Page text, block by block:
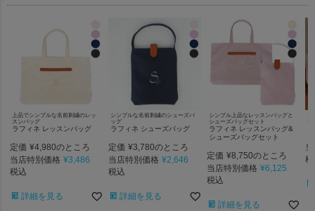
上品でシンプルな名前刺繍のレッ
スンバッグ
ラフィネ レッスンバッグ
定価 ¥4,980のところ
当店特別価格 ¥3,486
税込
詳細を見る
シンプルな名前刺繍のシューズバ
ッグ
ラフィネ シューズバッグ
定価 ¥3,780のところ
当店特別価格 ¥2,646
税込
詳細を見る
シンプル上品なレッスンバッグと
シューズバッグセット
ラフィネ レッスンバッグ&
シューズバッグセット
定価 ¥8,750のところ
当店特別価格 ¥6,125
税込
詳細を見る
お
ベ
税